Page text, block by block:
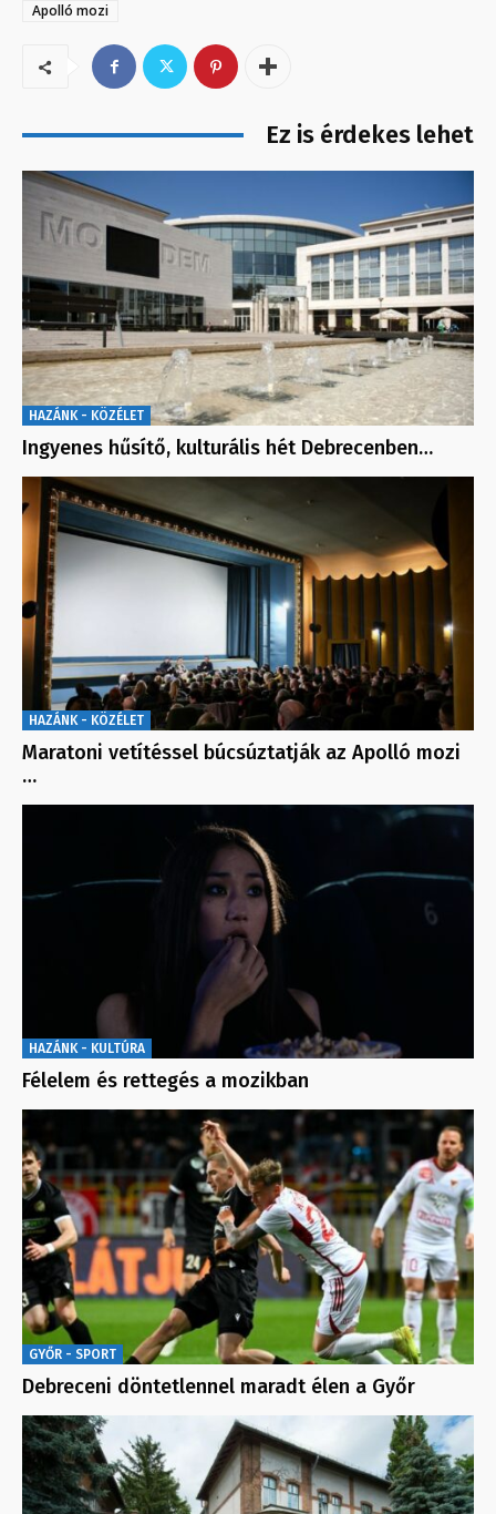
Apolló mozi
Ez is érdekes lehet
HAZÁNK - KÖZÉLET
Ingyenes hűsítő, kulturális hét Debrecenben…
HAZÁNK - KÖZÉLET
Maratoni vetítéssel búcsúztatják az Apolló mozi
…
HAZÁNK - KULTÚRA
Félelem és rettegés a mozikban
GYŐR - SPORT
Debreceni döntetlennel maradt élen a Győr